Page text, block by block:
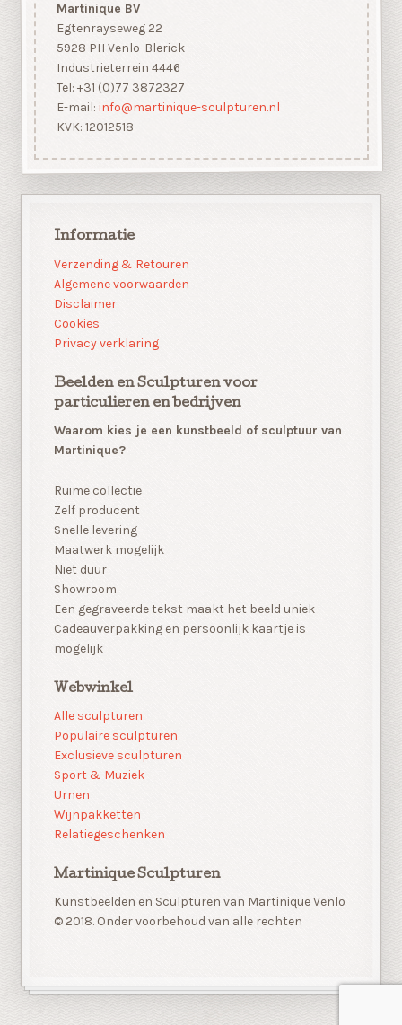
Martinique BV
Egtenrayseweg 22
5928 PH Venlo-Blerick
Industrieterrein 4446
Tel: +31 (0)77 3872327
E-mail: info@martinique-sculpturen.nl
KVK: 12012518
Informatie
Verzending & Retouren
Algemene voorwaarden
Disclaimer
Cookies
Privacy verklaring
Beelden en Sculpturen voor
particulieren en bedrijven
Waarom kies je een kunstbeeld of sculptuur van
Martinique?
Ruime collectie
Zelf producent
Snelle levering
Maatwerk mogelijk
Niet duur
Showroom
Een gegraveerde tekst maakt het beeld uniek
Cadeauverpakking en persoonlijk kaartje is
mogelijk
Webwinkel
Alle sculpturen
Populaire sculpturen
Exclusieve sculpturen
Sport & Muziek
Urnen
Wijnpakketten
Relatiegeschenken
Martinique Sculpturen
Kunstbeelden en Sculpturen van Martinique Venlo
© 2018. Onder voorbehoud van alle rechten